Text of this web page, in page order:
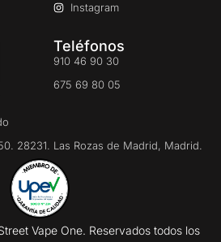
Instagram
Teléfonos
910 46 90 30
675 69 80 05
28231. Las Rozas de Madrid, Madrid.
Vape One. Reservados todos los